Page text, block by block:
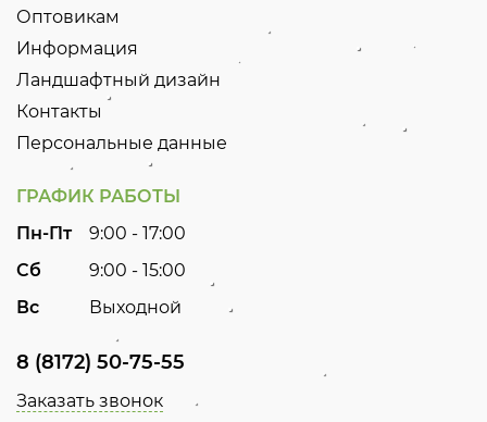
Оптовикам
Информация
Ландшафтный дизайн
Контакты
Персональные данные
ГРАФИК РАБОТЫ
Пн-Пт
9:00 - 17:00
Сб
9:00 - 15:00
Вс
Выходной
8 (8172) 50-75-55
Заказать звонок